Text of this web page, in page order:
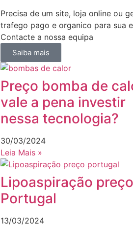
Precisa de um site, loja online ou
trafego pago e organico para sua
Contacte a nossa equipa
Saiba mais
Preço bomba de
vale a pena investir
nessa tecnologia?
30/03/2024
Leia Mais »
Lipoaspiração preço
Portugal
13/03/2024